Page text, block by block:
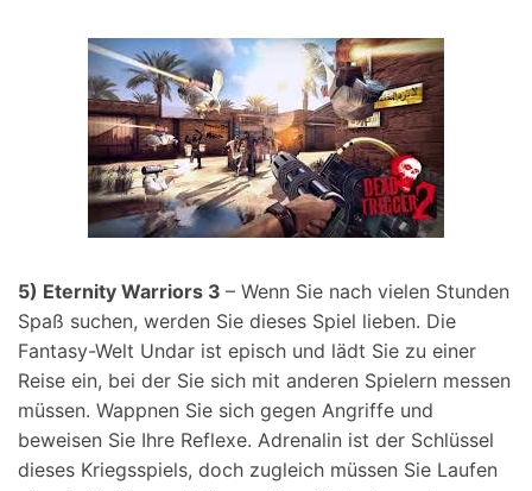
5) Eternity Warriors 3 – Wenn Sie nach vielen Stunden
Spaß suchen, werden Sie dieses Spiel lieben. Die
Fantasy-Welt Undar ist episch und lädt Sie zu einer
Reise ein, bei der Sie sich mit anderen Spielern messen
müssen. Wappnen Sie sich gegen Angriffe und
beweisen Sie Ihre Reflexe. Adrenalin ist der Schlüssel
dieses Kriegsspiels, doch zugleich müssen Sie Laufen